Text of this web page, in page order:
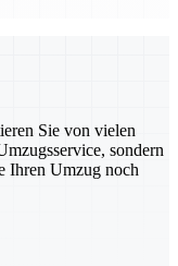
Sie von vielen
sondern
Ihren Umzug noch